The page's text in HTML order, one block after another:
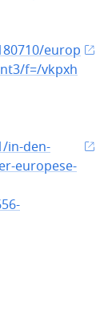
europ
f=/vkpxh
in-den-
europese-